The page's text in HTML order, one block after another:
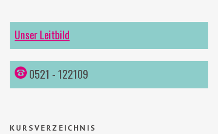
Unser Leitbild
0521 - 122109
KURSVERZEICHNIS